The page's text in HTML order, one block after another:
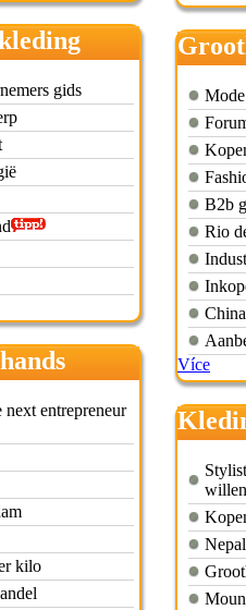
gids
entrepreneur
kilo
B2b
Rio
Více
willen